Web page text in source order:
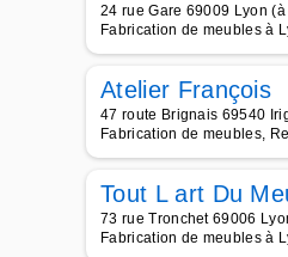
24 rue Gare 69009 Lyon
Fabrication de meubles à
Atelier François
47 route Brignais 69540
Fabrication de meubles,
Tout L art Du
73 rue Tronchet 69006
Fabrication de meubles à